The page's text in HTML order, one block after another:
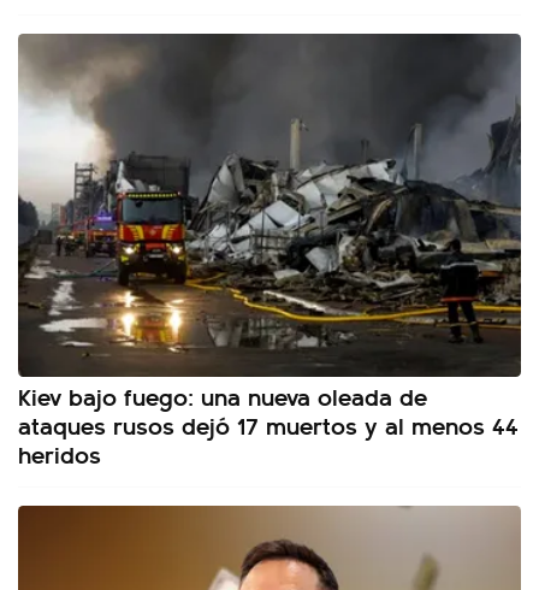
Kiev bajo fuego: una nueva oleada de
ataques rusos dejó 17 muertos y al menos 44
heridos